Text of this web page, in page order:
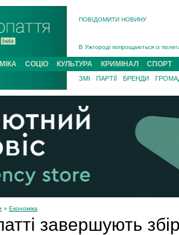
ПОВІДОМИТИ НОВИНУ
В Ужгороді попрощаються із
В Ужгороді 5 серпня
Підтвердили загибель
На війні з рф поліг військовий з
На Хустщині внаслідок ДТП за
Інструктора районного ТЦК на
СОЦІО КУЛЬТУРА КРИМІНАЛ СПОРТ
ЗМІ ПАРТІЇ БРЕНДИ
» Економіка
завершують